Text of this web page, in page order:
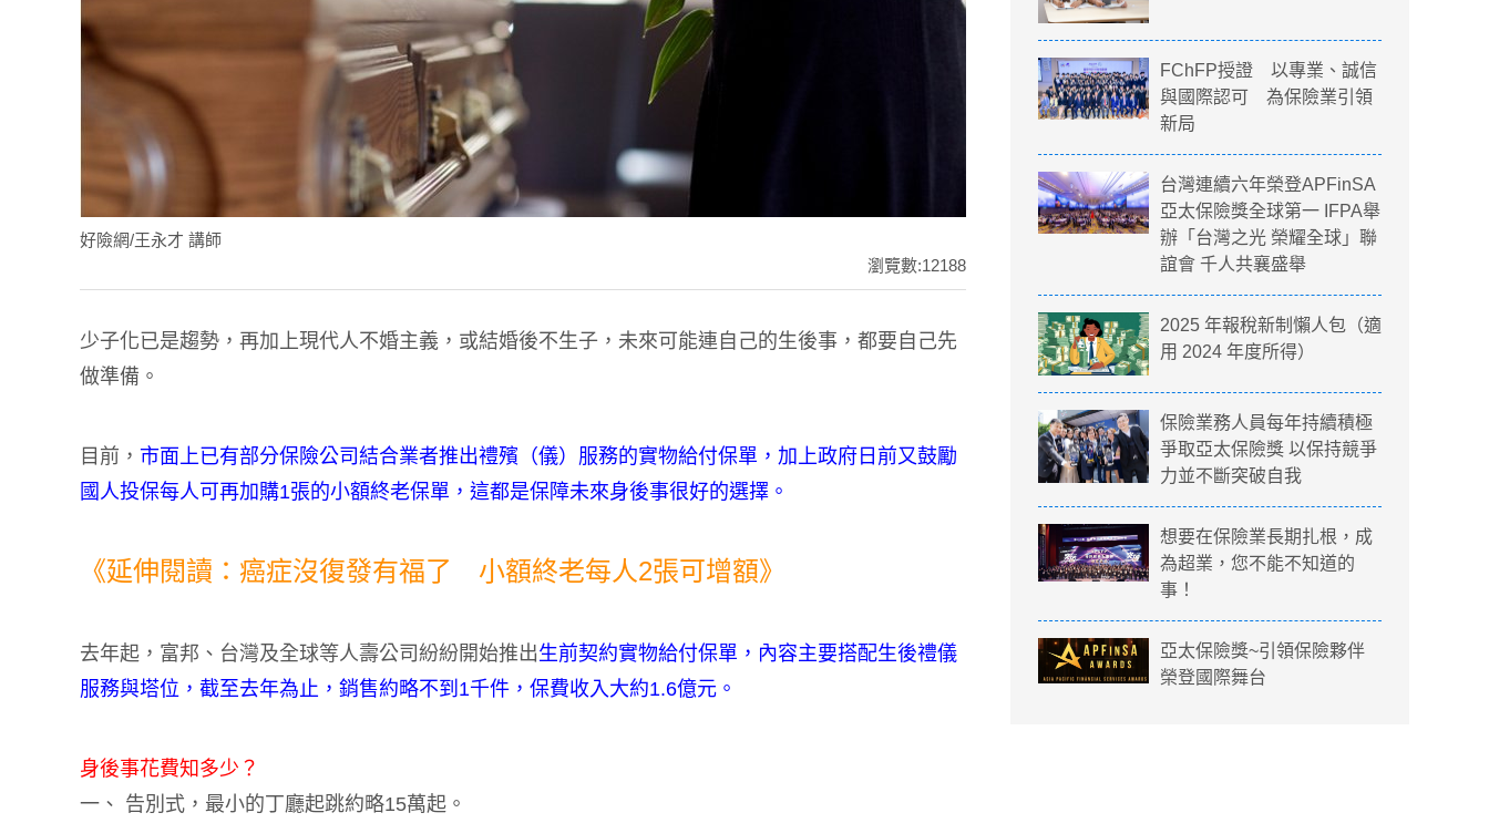
好險網/王永才 講師
瀏覽數:12188
少子化已是趨勢，再加上現代人不婚主義，或結婚後不生子，未來可能連自己的生後事，都要自己先
做準備。
目前， 市面上已有部分保險公司結合業者推出禮殯（儀）服務的實物給付保單，加上政府日前又鼓勵
國人投保每人可再加購1張的小額終老保單，這都是保障未來身後事很好的選擇。
《延伸閱讀：癌症沒復發有福了 小額終老每人2張可增額》
去年起，富邦、台灣及全球等人壽公司紛紛開始推出生前契約實物給付保單，內容主要搭配生後禮儀
服務與塔位，截至去年為止，銷售約略不到1千件，保費收入大約1.6億元。
身後事花費知多少？
一、 告別式，最小的丁廳起跳約略15萬起。
FChFP授證 以專業、誠信
與國際認可 為保險業引領
新局
台灣連續六年榮登APFinSA
亞太保險獎全球第一 IFPA舉
辦「台灣之光 榮耀全球」聯
誼會 千人共襄盛舉
2025 年報稅新制懶人包（適
用 2024 年度所得）
保險業務人員每年持續積極
爭取亞太保險獎 以保持競爭
力並不斷突破自我
想要在保險業長期扎根，成
為超業，您不能不知道的
事！
亞太保險獎~引領保險夥伴
榮登國際舞台